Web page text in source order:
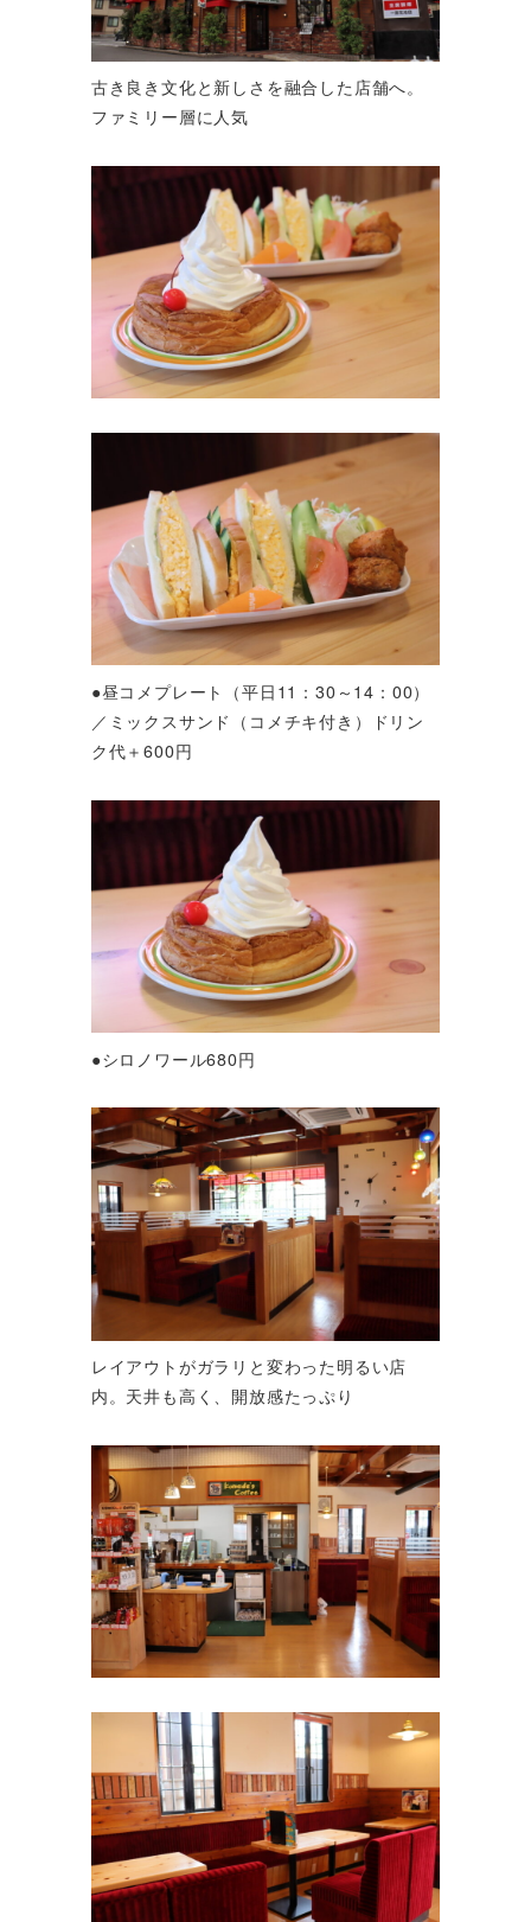
古き良き文化と新しさを融合した店舗へ。
ファミリー層に人気
●昼コメプレート（平日11：30～14：00）
／ミックスサンド（コメチキ付き）ドリン
ク代＋600円
●シロノワール680円
レイアウトがガラリと変わった明るい店
内。天井も高く、開放感たっぷり